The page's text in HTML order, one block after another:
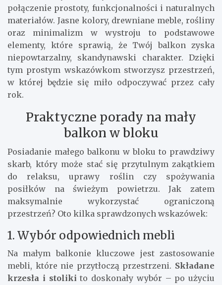
połączenie prostoty, funkcjonalności i naturalnych
materiałów. Jasne kolory, drewniane meble, rośliny
oraz minimalizm w wystroju to podstawowe
elementy, które sprawią, że Twój balkon zyska
niepowtarzalny, skandynawski charakter. Dzięki
tym prostym wskazówkom stworzysz przestrzeń,
w której będzie się miło odpoczywać przez cały
rok.
Praktyczne porady na mały
balkon w bloku
Posiadanie małego balkonu w bloku to prawdziwy
skarb, który może stać się przytulnym zakątkiem
do relaksu, uprawy roślin czy spożywania
posiłków na świeżym powietrzu. Jak zatem
maksymalnie wykorzystać ograniczoną
przestrzeń? Oto kilka sprawdzonych wskazówek:
1. Wybór odpowiednich mebli
Na małym balkonie kluczowe jest zastosowanie
mebli, które nie przytłoczą przestrzeni. Składane
krzesła i stoliki to doskonały wybór – po użyciu